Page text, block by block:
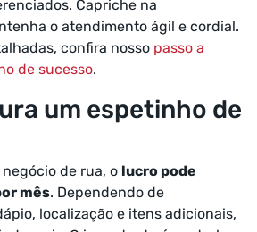
Capriche na
o atendimento ágil e cordial.
confira nosso passo a
de sucesso.
um espetinho de
de rua, o lucro pode
mês. Dependendo de
localização e itens adicionais,